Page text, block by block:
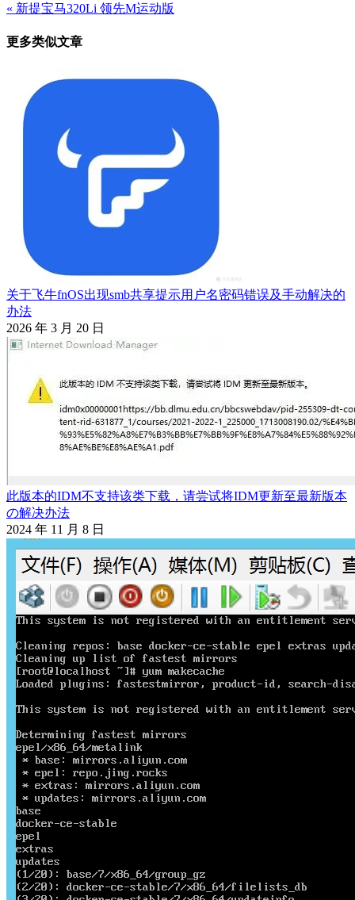
导
航
« 新提宝马320Li 领先M运动版
更多类似文章
关于飞牛fnOS出现smb共享提示用户名密码错误及手动解决的
办法
2026 年 3 月 20 日
此版本的IDM不支持该类下载，请尝试将IDM更新至最新版本
の解决办法
2024 年 11 月 8 日